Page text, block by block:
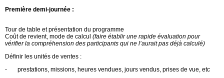
Première demi-journée :
Tour de table et présentation du programme
Coût de revient, mode de calcul (faire établir une rapide évaluation pour
vérifier la compréhension des participants qui ne l’aurait pas déjà calculé)
Définir les unités de ventes :
-
prestations, missions, heures vendues, jours vendus, prises de vue, etc